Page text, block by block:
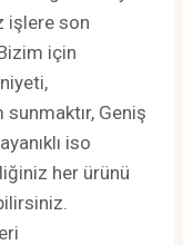
işlere son
için
Geniş
iso
her ürünü